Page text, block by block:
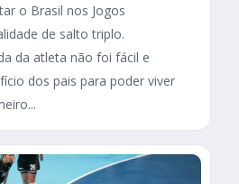
o Brasil nos Jogos
de salto triplo.
da atleta não foi fácil e
dos pais para poder viver